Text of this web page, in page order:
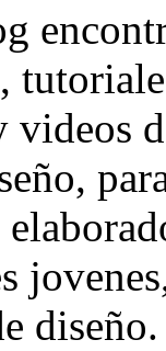
videos
diseño.